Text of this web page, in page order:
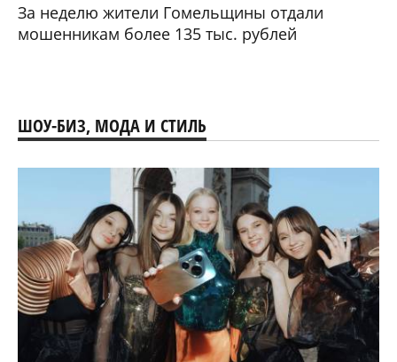
За неделю жители Гомельщины отдали
мошенникам более 135 тыс. рублей
ШОУ-БИЗ, МОДА И СТИЛЬ